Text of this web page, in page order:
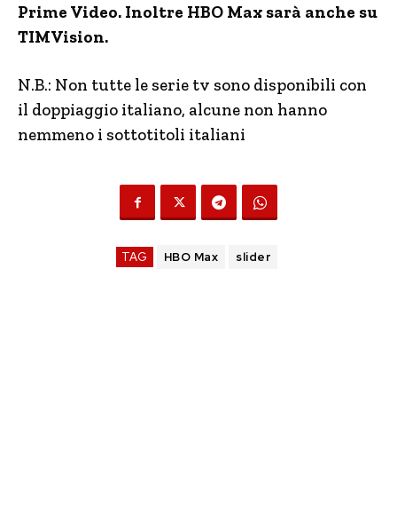
Prime Video. Inoltre HBO Max sarà anche su
TIMVision.
N.B.: Non tutte le serie tv sono disponibili con
il doppiaggio italiano, alcune non hanno
nemmeno i sottotitoli italiani
TAG HBO Max slider